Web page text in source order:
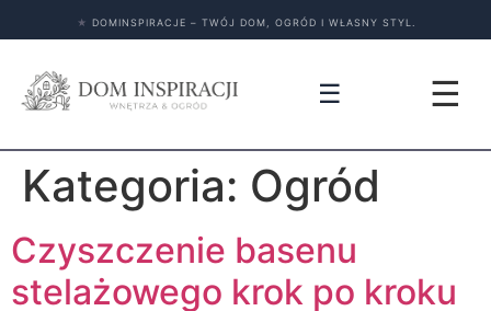
★ DOMINSPIRACJE – TWÓJ DOM, OGRÓD I WŁASNY STYL.
☰ ☰
Kategoria: Ogród
Czyszczenie basenu
stelażowego krok po kroku